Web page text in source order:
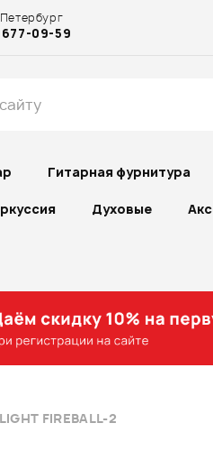
09-59
Гитарная фурнитура
Духовые
FIREBALL-2